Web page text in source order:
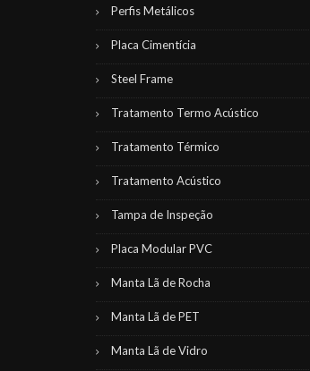
Perfis Metálicos
Placa Cimentícia
Steel Frame
Tratamento Termo Acústico
Tratamento Térmico
Tratamento Acústico
Tampa de Inspeção
Placa Modular PVC
Manta Lã de Rocha
Manta Lã de PET
Manta Lã de Vidro